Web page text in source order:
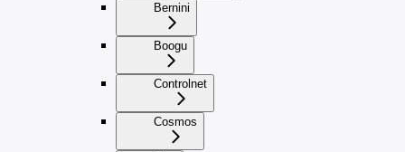
Bernini
Boogu
Controlnet
Cosmos